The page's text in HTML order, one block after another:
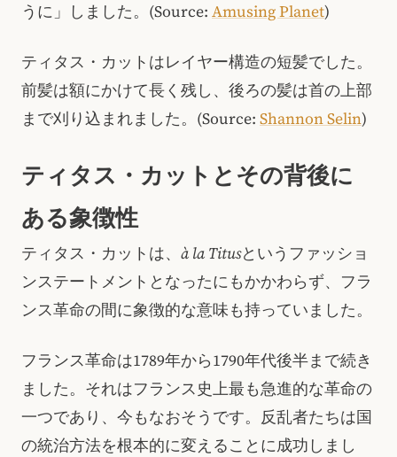
うに」しました。(Source: Amusing Planet)
ティタス・カットはレイヤー構造の短髪でした。
前髪は額にかけて長く残し、後ろの髪は首の上部
まで刈り込まれました。(Source: Shannon Selin)
ティタス・カットとその背後に
ある象徴性
ティタス・カットは、 à la Titusというファッショ
ンステートメントとなったにもかかわらず、フラ
ンス革命の間に象徴的な意味も持っていました。
フランス革命は1789年から1790年代後半まで続き
ました。それはフランス史上最も急進的な革命の
一つであり、今もなおそうです。反乱者たちは国
の統治方法を根本的に変えることに成功しまし